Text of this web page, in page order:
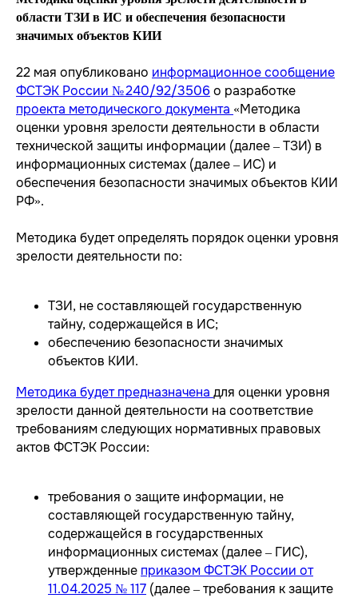
области ТЗИ в ИС и обеспечения безопасности
значимых объектов КИИ
22 мая опубликовано информационное сообщение
ФСТЭК России № 240/92/3506 о разработке
проекта методического документа «Методика
оценки уровня зрелости деятельности в области
технической защиты информации (далее – ТЗИ) в
информационных системах (далее – ИС) и
обеспечения безопасности значимых объектов КИИ
РФ».
Методика будет определять порядок оценки уровня
зрелости деятельности по:
ТЗИ, не составляющей государственную
тайну, содержащейся в ИС;
обеспечению безопасности значимых
объектов КИИ.
Методика будет предназначена для оценки уровня
зрелости данной деятельности на соответствие
требованиям следующих нормативных правовых
актов ФСТЭК России:
требования о защите информации, не
составляющей государственную тайну,
содержащейся в государственных
информационных системах (далее – ГИС),
утвержденные приказом ФСТЭК России от
11.04.2025 № 117 (далее – требования к защите